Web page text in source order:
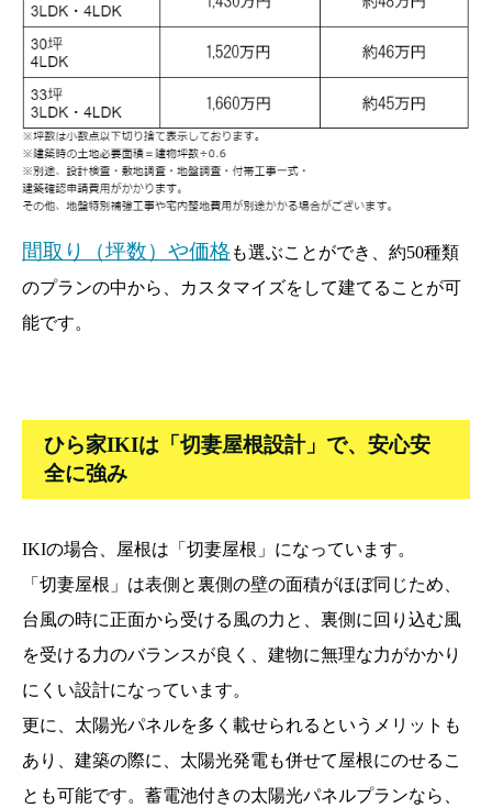
間取り（坪数）や価格 も選ぶことができ、約50種類
のプランの中から、カスタマイズをして建てることが可
能です。
ひら家IKIは「切妻屋根設計」で、安心安
全に強み
IKIの場合、屋根は「切妻屋根」になっています。
「切妻屋根」は表側と裏側の壁の面積がほぼ同じため、
台風の時に正面から受ける風の力と、裏側に回り込む風
を受ける力のバランスが良く、建物に無理な力がかかり
にくい設計になっています。
更に、太陽光パネルを多く載せられるというメリットも
あり、建築の際に、太陽光発電も併せて屋根にのせるこ
とも可能です。蓄電池付きの太陽光パネルプランなら、